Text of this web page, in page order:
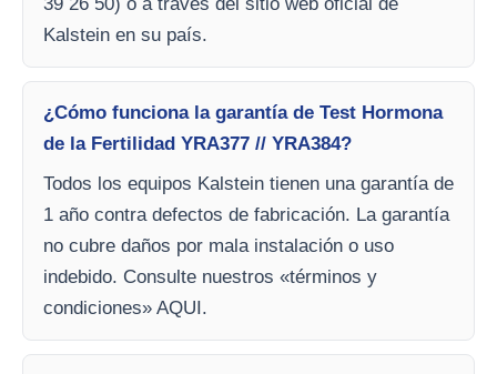
Kalstein en su país.
¿Cómo funciona la garantía de Test Hormona
de la Fertilidad YRA377 // YRA384?
Todos los equipos Kalstein tienen una garantía de
1 año contra defectos de fabricación. La garantía
no cubre daños por mala instalación o uso
indebido. Consulte nuestros «términos y
condiciones» AQUI.